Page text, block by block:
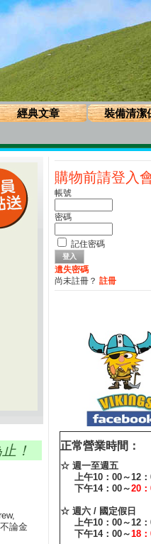
經典文章
裝備清潔
！
論金
購物前請登入
帳號
密碼
記住密碼
遺失密碼
尚未註冊？ 註冊
正常營業時間：
☆ 週一至週五
上午10：00～12：
下午14：00～20
☆ 週六 / 國定假日
上午10：00～12：
下午14：00～18